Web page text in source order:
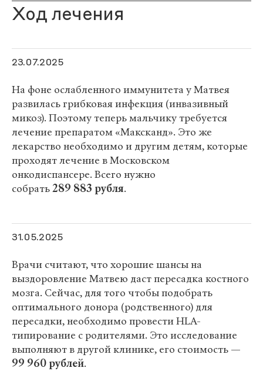
Ход лечения
23.07.2025
На фоне ослабленного иммунитета у Матвея
развилась грибковая инфекция (инвазивный
микоз). Поэтому теперь мальчику требуется
лечение препаратом «Максканд». Это же
лекарство необходимо и другим детям, которые
проходят лечение в Московском
онкодиспансере. Всего нужно
собрать289 883 рубля.
31.05.2025
Врачи считают, что хорошие шансы на
выздоровление Матвею даст пересадка костного
мозга. Сейчас, для того чтобы подобрать
оптимального донора (родственного) для
пересадки, необходимо провести HLA-
типирование с родителями. Это исследование
выполняют в другой клинике, его стоимость —
99 960 рублей.